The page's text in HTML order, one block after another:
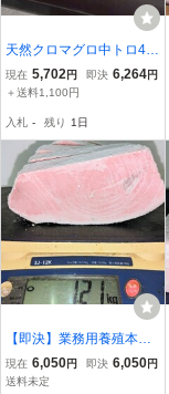
天然クロマグロ中トロ40
0グラム カマのおまけつ
き4～5人前
現在 5,702 円 即決 6,264円
＋送料1,100円
入札 - 残り 1日
【即決】業務用養殖本鮪
（マルタ産）背下/中トロ
ブロック端材1210g★１
現在 6,050円 即決 6,050円
送料未定